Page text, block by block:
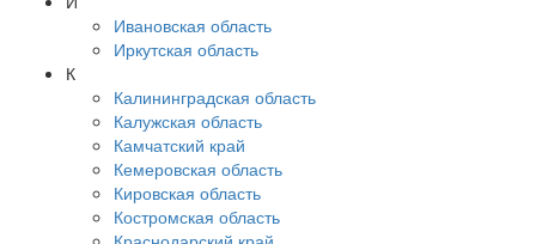
Ивановская область
Иркутская область
К
Калининградская область
Калужская область
Камчатский край
Кемеровская область
Кировская область
Костромская область